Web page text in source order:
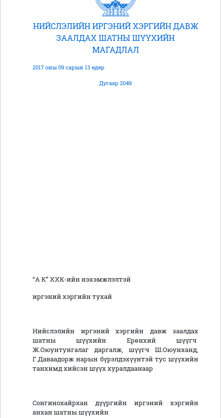
НИЙСЛЭЛИЙН ИРГЭНИЙ ХЭРГИЙН ДАВЖ
ЗААЛДАХ ШАТНЫ ШҮҮХИЙН
МАГАДЛАЛ
2017 оны 09 сарын 13 өдөр
Дугаар 2049
“А К” ХХК-ийн нэхэмжлэлтэй
иргэний хэргийн тухай
Нийслэлийн иргэний хэргийн давж заалдах
шатны шүүхийн Ерөнхий шүүгч
Ж.Оюунтунгалаг даргалж, шүүгч Ш.Оюунханд,
Г.Даваадорж нарын бүрэлдэхүүнтэй тус шүүхийн
танхимд хийсэн шүүх хуралдаанаар
Сонгинохайрхан дүүргийн иргэний хэргийн
анхан шатны шүүхийн